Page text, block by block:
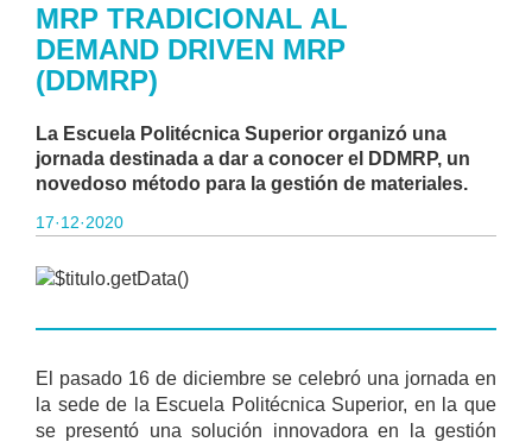
MRP TRADICIONAL AL
DEMAND DRIVEN MRP
(DDMRP)
La Escuela Politécnica Superior organizó una
jornada destinada a dar a conocer el DDMRP, un
novedoso método para la gestión de materiales.
17·12·2020
El pasado 16 de diciembre se celebró una jornada en
la sede de la Escuela Politécnica Superior, en la que
se presentó una solución innovadora en la gestión